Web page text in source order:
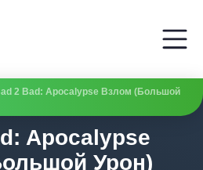
2 Bad: Apocalypse Взлом (Большой
Apocalypse
Урон)